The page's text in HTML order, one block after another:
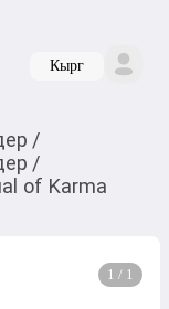
Кырг
/
/
of Karma
1 / 1